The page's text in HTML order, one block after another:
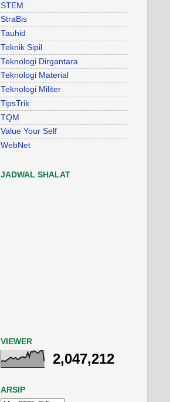
STEM
StraBis
Tauhid
Teknik Sipil
Teknologi Dirgantara
Teknologi Material
Teknologi Militer
TipsTrik
TQM
Value Your Self
WebNet
JADWAL SHALAT
VIEWER
2,047,212
ARSIP